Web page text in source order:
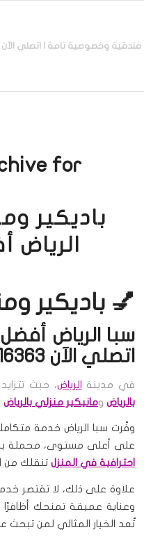
وخصوصية تامة | اتصلي الآن 0551416363
for:
باديكير
الرياض
💅 باديكير
سبا الرياض
اتصلي الآن 0551416363
في مدينة الرياض، حيث
بالرياضومانيكير منزلي بالرياض
وفّرت سبا الرياض خدمة
على أعلى مستوى، محملة
احترافية في المنزلتنقلك من
علاوة على ذلك، لا تقتصر
وعناية عميقة تمنحك أظافرًا
تُعد الخيار المثالي لمن تبحث